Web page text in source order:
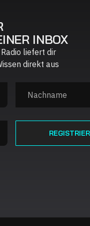
INBOX
liefert dir
direkt aus